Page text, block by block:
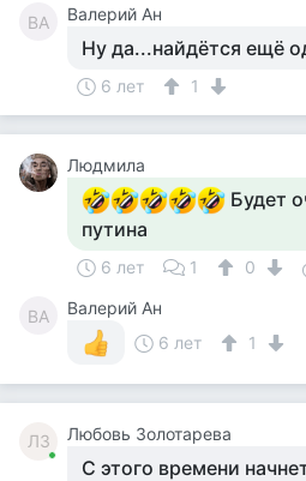
ВА Валерий Ан
Ну да...найдётся ещё
6 лет 1
Людмила
Будет
путина
6 лет 1 0
ВА
Валерий Ан
6 лет
1
ЛЗ Любовь Золотарева
С этого времени